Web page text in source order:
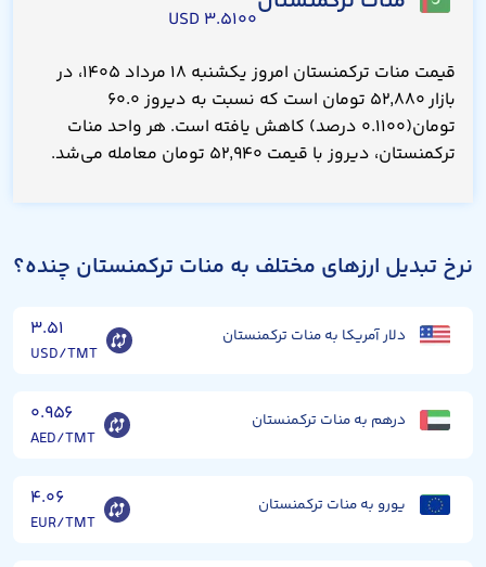
۳.۵۱۰۰ USD
قیمت منات ترکمنستان امروز یکشنبه ۱۸ مرداد ۱۴۰۵، در
بازار ۵۲,۸۸۰ تومان است که نسبت به دیروز ۶۰.۰
تومان(۰.۱۱۰۰ درصد) کاهش یافته است. هر واحد منات
ترکمنستان، دیروز با قیمت ۵۲,۹۴۰ تومان معامله می‌شد.
نرخ تبدیل ارزهای مختلف به منات ترکمنستان چنده؟
دلار آمریکا به منات ترکمنستان ۳.۵۱
USD/TMT
درهم به منات ترکمنستان ۰.۹۵۶
AED/TMT
یورو به منات ترکمنستان ۴.۰۶
EUR/TMT